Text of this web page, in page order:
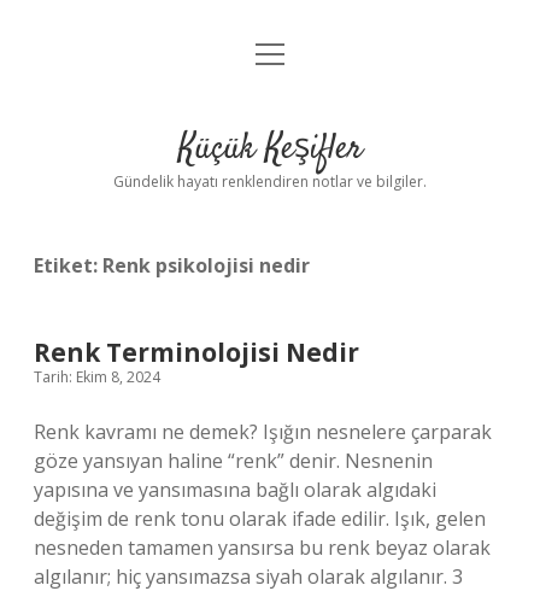
Anasayfa
Yasal Uyarı
menüyü
Küçük Keşifler
Gündelik hayatı renklendiren notlar ve bilgiler.
Etiket: Renk psikolojisi nedir
Renk Terminolojisi Nedir
Tarih: Ekim 8, 2024
Renk kavramı ne demek? Işığın nesnelere çarparak
göze yansıyan haline “renk” denir. Nesnenin
yapısına ve yansımasına bağlı olarak algıdaki
değişim de renk tonu olarak ifade edilir. Işık, gelen
nesneden tamamen yansırsa bu renk beyaz olarak
algılanır; hiç yansımazsa siyah olarak algılanır. 3